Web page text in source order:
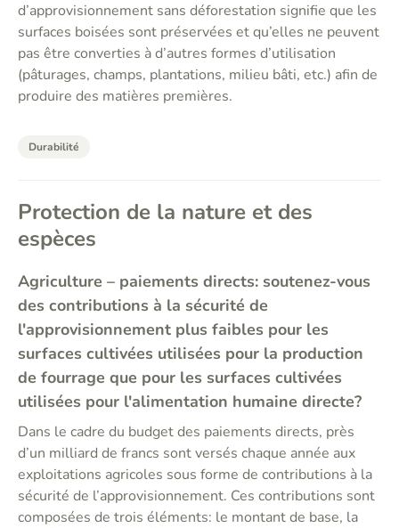
d’approvisionnement sans déforestation signifie que les
surfaces boisées sont préservées et qu’elles ne peuvent
pas être converties à d’autres formes d’utilisation
(pâturages, champs, plantations, milieu bâti, etc.) afin de
produire des matières premières.
Durabilité
Protection de la nature et des
espèces
Agriculture – paiements directs: soutenez-vous
des contributions à la sécurité de
l'approvisionnement plus faibles pour les
surfaces cultivées utilisées pour la production
de fourrage que pour les surfaces cultivées
utilisées pour l'alimentation humaine directe?
Dans le cadre du budget des paiements directs, près
d’un milliard de francs sont versés chaque année aux
exploitations agricoles sous forme de contributions à la
sécurité de l’approvisionnement. Ces contributions sont
composées de trois éléments: le montant de base, la